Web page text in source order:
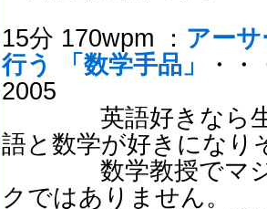
15分 170wpm ： アー
行う 「数学手品」
・
2005
英語好きなら生
語と数学が好きになり
数学教授でマジ
クではありません。